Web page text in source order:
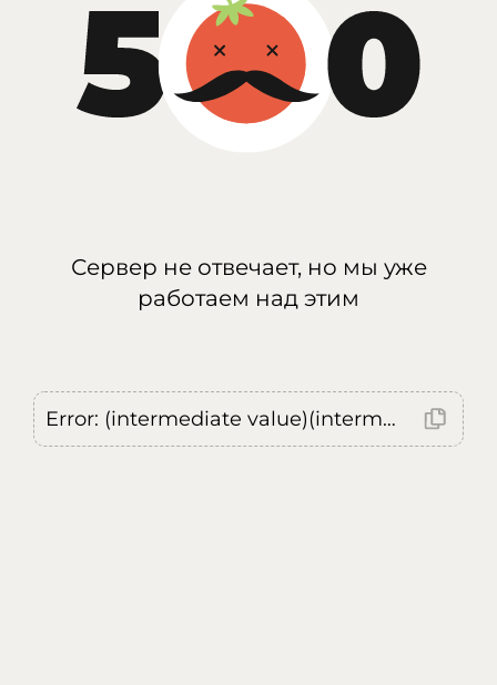
Сервер не отвечает, но мы уже
работаем над этим
Error: (intermediate value)(intermediate value)(intermediate value).replaceAll is not a function